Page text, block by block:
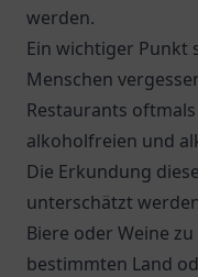
werden.
Ein wichtiger Punkt
Menschen
Restaurants
alkoholfreien und
Die Erkundung
unterschätzt
Biere oder Weine
bestimmten Land